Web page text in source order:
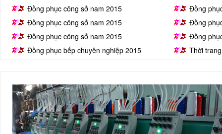
Đồng phục công sở nam 2015
Đồng
Đồng phục công sở nam 2015
Đồng
Đồng phục công sở nam 2015
Đồng
Đồng phục bếp chuyên nghiệp 2015
Thời